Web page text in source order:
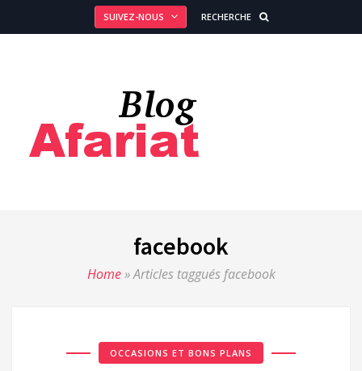
SUIVEZ-NOUS RECHERCHE
facebook
Home»Articles taggués facebook
OCCASIONS ET BONS PLANS